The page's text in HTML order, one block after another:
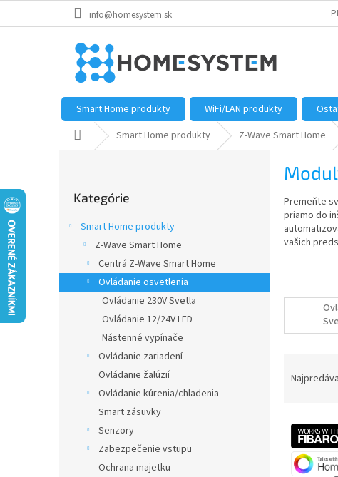
info@homesystem.sk
Smart Home produkty WiFi/LAN produkty
DomovSmart Home produkty Z-Wave Smart Home
kategórie
Kategórie
Smart Home produkty
Z-Wave Smart Home
Centrá Z-Wave Smart Home
Ovládanie osvetlenia
Ovládanie 230V Svetla
Ovládanie 12/24V LED
Nástenné vypínače
Ovládanie zariadení
Ovládanie žalúzií
Ovládanie kúrenia/chladenia
Smart zásuvky
Senzory
Zabezpečenie vstupu
Ochrana majetku
Premeňte
priamo do
vašich
nV